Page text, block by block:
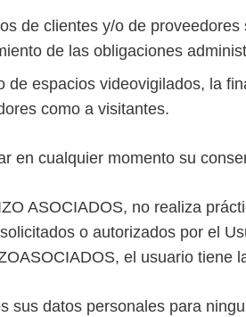
de clientes y/o de
de las obligaciones
de espacios videovigilados, la
como a visitantes.
en cualquier momento su
ASOCIADOS, no realiza
o autorizados por el
el usuario tiene
sus datos personales para